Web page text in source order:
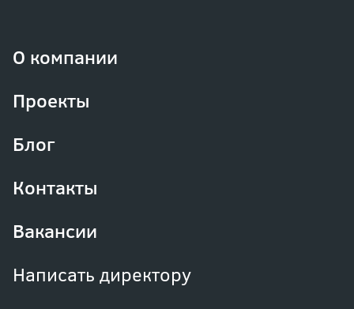
О компании
Проекты
Блог
Контакты
Вакансии
Написать директору